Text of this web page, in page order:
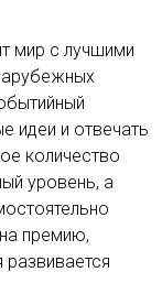
мир с лучшими
идеи и отвечать
количество
уровень, а
премию,
развивается